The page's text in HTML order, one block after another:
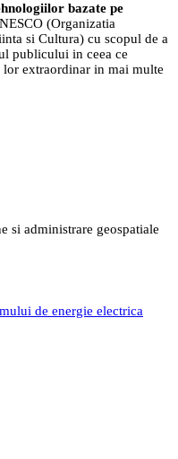
bazate pe
(Organizatia
si Cultura) cu scopul de a
publicului in ceea ce
extraordinar in mai multe
si administrare geospatiale
de energie electrica